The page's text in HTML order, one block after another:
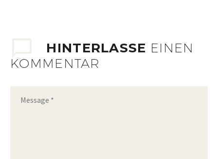
HINTERLASSE EINEN
KOMMENTAR